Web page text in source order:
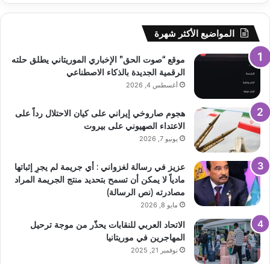
المواضيع الأكثر شهرة
موقع “صوت الحق” الإخباري الموريتاني يطلق حلته
الرقمية الجديدة بالذكاء الاصطناعي
أغسطس 4, 2026
هجوم صاروخي إيراني على كيان الاحتلال رداً على
الاعتداء الصهيوني على بيروت
يونيو 7, 2026
عزيز في رسالة لغزواني : أي جريمة لم يجرِ إثباتها
مادياً لا يمكن أن تسمح بتحديد منتج الجريمة المراد
مصادرته (نص الرسالة)
مايو 8, 2026
الاتحاد العربي للنقابات يحذّر من موجة ترحيل
المهاجرين في موريتانيا
نوفمبر 21, 2025